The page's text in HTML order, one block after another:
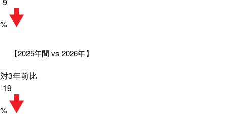
%
【2025年間 vs 2026年】
対3年前比
-19
%